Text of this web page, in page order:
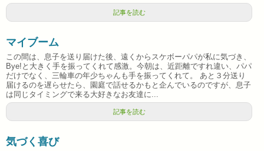
記事を読む
マイブーム
この間は、息子を送り届けた後、遠くからスケボーパパが私に気づき、
Bye!と大きく手を振ってくれて感激。今朝は、近距離ですれ違い、パパ
だけでなく、三輪車の年少ちゃんも手を振ってくれて。 あと３分送り
届けるのを遅らせたら、園庭で話せるかもと企んでいるのですが、息子
は同じタイミングで来る大好きなお友達に...
記事を読む
気づく喜び